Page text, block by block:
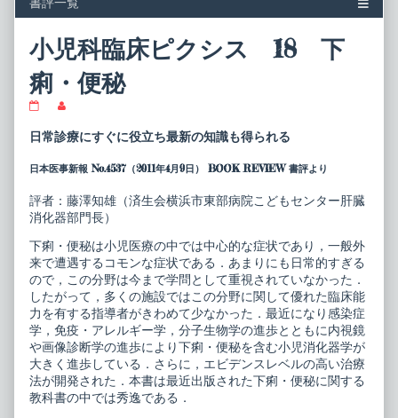
小児科臨床ピクシス 18 下
痢・便秘
科
臨
ピ
シ
ス
18
下
痢・
便
秘
published
on
posts
by
author
小
児
科
臨
床
ピ
ク
ス
18
下
痢・
便
秘,
日常診療にすぐに役立ち最新の知識も得られる
日本医事新報 No.4537（2011年4月9日） BOOK REVIEW 書評より
評者：藤澤知雄（済生会横浜市東部病院こどもセンター肝臓
消化器部門長）
下痢・便秘は小児医療の中では中心的な症状であり，一般外
来で遭遇するコモンな症状である．あまりにも日常的すぎる
ので，この分野は今まで学問として重視されていなかった．
したがって，多くの施設ではこの分野に関して優れた臨床能
力を有する指導者がきわめて少なかった．最近になり感染症
学，免疫・アレルギー学，分子生物学の進歩とともに内視鏡
や画像診断学の進歩により下痢・便秘を含む小児消化器学が
大きく進歩している．さらに，エビデンスレベルの高い治療
法が開発された．本書は最近出版された下痢・便秘に関する
教科書の中では秀逸である．